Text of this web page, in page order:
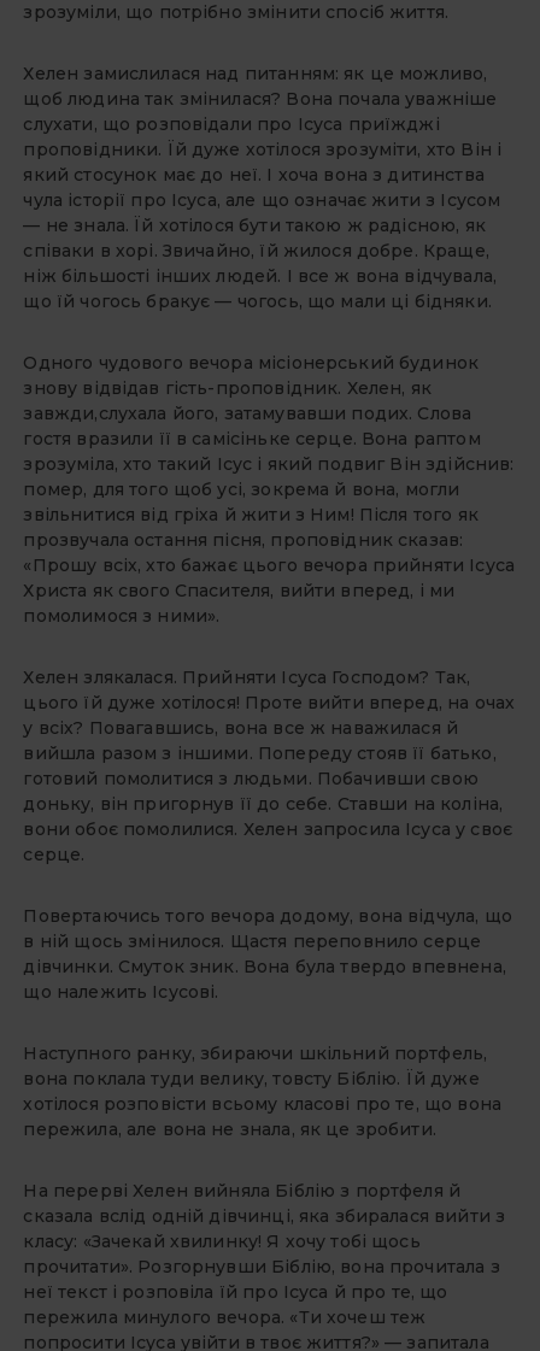
зрозуміли, що потрібно змінити спосіб життя.
Хелен замислилася над питанням: як це можливо,
щоб людина так змінилася? Вона почала уважніше
слухати, що розповідали про Iсуса приїжджі
проповідники. Їй дуже хотілося зрозуміти, хто Він і
який стосунок має до неї. I хоча вона з дитинства
чула історії про Iсуса, але що означає жити з Iсусом
— не знала. Їй хотілося бути такою ж радісною, як
співаки в хорі. Звичайно, їй жилося добре. Краще,
ніж більшості інших людей. I все ж вона відчувала,
що їй чогось бракує — чогось, що мали ці бідняки.
Одного чудового вечора місіонерський будинок
знову відвідав гість-проповідник. Хелен, як
завжди,слухала його, затамувавши подих. Слова
гостя вразили її в самісіньке серце. Вона раптом
зрозуміла, хто такий Iсус і який подвиг Він здійснив:
помер, для того щоб усі, зокрема й вона, могли
звільнитися від гріха й жити з Ним! Після того як
прозвучала остання пісня, проповідник сказав:
«Прошу всіх, хто бажає цього вечора прийняти Iсуса
Христа як свого Спасителя, вийти вперед, і ми
помолимося з ними».
Хелен злякалася. Прийняти Iсуса Господом? Так,
цього їй дуже хотілося! Проте вийти вперед, на очах
у всіх? Повагавшись, вона все ж наважилася й
вийшла разом з іншими. Попереду стояв її батько,
готовий помолитися з людьми. Побачивши свою
доньку, він пригорнув її до себе. Ставши на коліна,
вони обоє помолилися. Хелен запросила Iсуса у своє
серце.
Повертаючись того вечора додому, вона відчула, що
в ній щось змінилося. Щастя переповнило серце
дівчинки. Смуток зник. Вона була твердо впевнена,
що належить Iсусові.
Наступного ранку, збираючи шкільний портфель,
вона поклала туди велику, товсту Біблію. Їй дуже
хотілося розповісти всьому класові про те, що вона
пережила, але вона не знала, як це зробити.
На перерві Хелен вийняла Біблію з портфеля й
сказала вслід одній дівчинці, яка збиралася вийти з
класу: «Зачекай хвилинку! Я хочу тобі щось
прочитати». Розгорнувши Біблію, вона прочитала з
неї текст і розповіла їй про Iсуса й про те, що
пережила минулого вечора. «Ти хочеш теж
попросити Iсуса увійти в твоє життя?» — запитала